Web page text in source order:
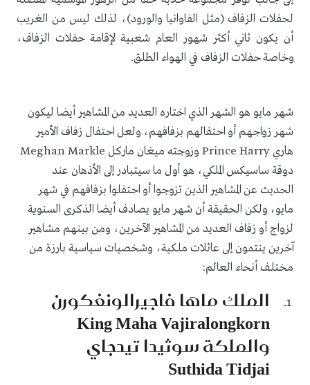
لحفلات الزفاف (مثل الفاوانيا والورود)، لذلك ليس من الغريب
أن يكون ثاني أكثر شهور العام شعبية لإقامة حفلات الزفاف،
وخاصة حفلات الزفاف في الهواء الطلق.
شهر مايو هو الشهر الذي اختاره العديد من المشاهير أيضا ليكون
شهر زواجهم أو احتفالهم بزفافهم، ولعل احتفال زفاف الأمير
هاري Prince Harry وزوجته ميغان ماركل Meghan Markle
دوقة ساسيكس الملكي، هو أول ما سيتبادر إلى الأذهان عند
الحديث عن المشاهير الذين تزوجوا أو احتفلوا بزفافهم في شهر
مايو، ولكن الحقيقة أن شهر مايو يصادف أيضا الذكرى السنوية
لزواج أو زفاف العديد من المشاهير الآخرين، ومن بينهم مشاهير
آخرين ينتمون إلى عائلات ملكية، وشخصيات سياسية بارزة من
مختلف أنحاء العالم:
الملك ماها فاجيرالونغكورن
King Maha Vajiralongkorn
والملكة سوثيدا تيدجاي
Suthida Tidjai